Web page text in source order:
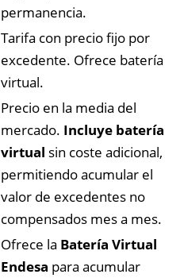
permanencia.
Tarifa con precio fijo por
excedente. Ofrece batería
virtual.
Precio en la media del
mercado. Incluye batería
virtual sin coste adicional,
permitiendo acumular el
valor de excedentes no
compensados mes a mes.
Ofrece la Batería Virtual
Endesa para acumular